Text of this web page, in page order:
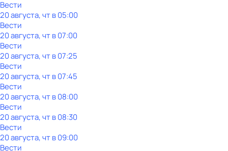
Вести
20 августа, чт в 05:00
Вести
20 августа, чт в 07:00
Вести
20 августа, чт в 07:25
Вести
20 августа, чт в 07:45
Вести
20 августа, чт в 08:00
Вести
20 августа, чт в 08:30
Вести
20 августа, чт в 09:00
Вести